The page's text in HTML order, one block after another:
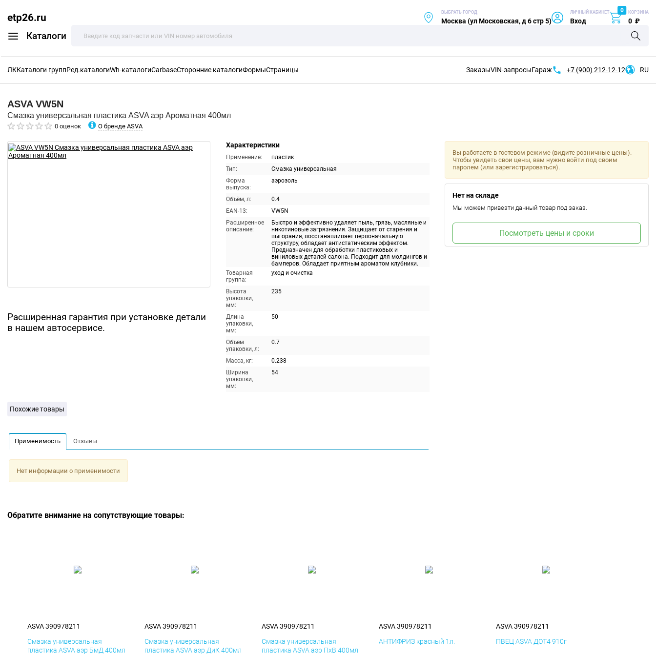
etp26.ru
Каталоги
ВЫБРАТЬ ГОРОД
Москва (ул Московская, д 6 стр 5)
ЛИЧНЫЙ КАБИНЕТ
Вход
0 КОРЗИНА
0 ₽
ЛККаталоги группРед.каталогиWh-каталогиCarbaseСторонние каталогиФормыСтраницы ЗаказыVIN-запросыГараж +7 (900) 212-12-12 RU
ASVA VW5N
Смазка универсальная пластика ASVA аэр Ароматная 400мл
0 оценок О бренде ASVA
Расширенная гарантия при установке детали
в нашем автосервисе.
Характеристики
Применение:
пластик
Тип:
Смазка универсальная
Форма
выпуска:
аэрозоль
Объём, л:
0.4
EAN-13:
VW5N
Расширенное
описание:
Быстро и эффективно удаляет пыль, грязь, масляные и
никотиновые загрязнения. Защищает от старения и
выгорания, восстанавливает первоначальную
структуру, обладает антистатическим эффектом.
Предназначен для обработки пластиковых и
виниловых деталей салона. Подходит для молдингов и
бамперов. Обладает приятным ароматом клубники.
Товарная
группа:
уход и очистка
Высота
упаковки,
мм:
235
Длина
упаковки,
мм:
50
Объем
упаковки, л:
0.7
Масса, кг:
0.238
Ширина
упаковки,
мм:
54
Вы работаете в гостевом режиме (видите розничные цены).
Чтобы увидеть свои цены, вам нужно войти под своим
паролем (или зарегистрироваться).
Нет на складе
Мы можем привезти данный товар под заказ.
Посмотреть цены и сроки
Похожие товары
Применимость Отзывы
Нет информации о применимости
Обратите внимание на сопутствующие товары:
ASVA 390978211
Смазка универсальная
пластика ASVA аэр БмД 400мл
ASVA 390978211
Смазка универсальная
пластика ASVA аэр ДиК 400мл
ASVA 390978211
Смазка универсальная
пластика ASVA аэр ПхВ 400мл
ASVA 390978211
АНТИФРИЗ красный 1л.
ASVA 390978211
ПВЕЦ ASVA ДОТ4 910г